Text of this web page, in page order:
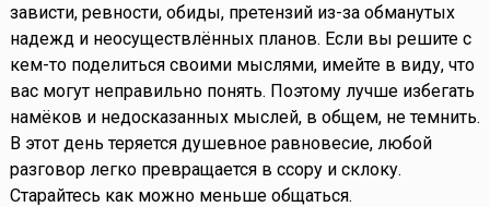
зависти, ревности, обиды, претензий из-за обманутых
надежд и неосуществлённых планов. Если вы решите с
кем-то поделиться своими мыслями, имейте в виду, что
вас могут неправильно понять. Поэтому лучше избегать
намёков и недосказанных мыслей, в общем, не темнить.
В этот день теряется душевное равновесие, любой
разговор легко превращается в ссору и склоку.
Старайтесь как можно меньше общаться.